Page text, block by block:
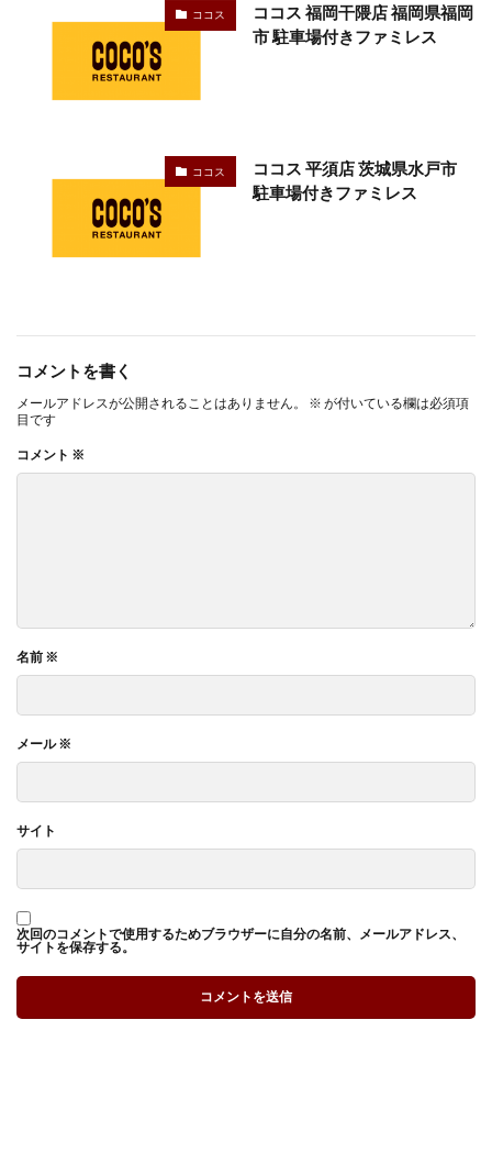
ココス
ココス 福岡干隈店 福岡県福岡
市 駐車場付きファミレス
ココス
ココス 平須店 茨城県水戸市
駐車場付きファミレス
コメントを書く
メールアドレスが公開されることはありません。 ※ が付いている欄は必須項
目です
コメント ※
名前 ※
メール※
サイト
次回のコメントで使用するためブラウザーに自分の名前、メールアドレス、
サイトを保存する。